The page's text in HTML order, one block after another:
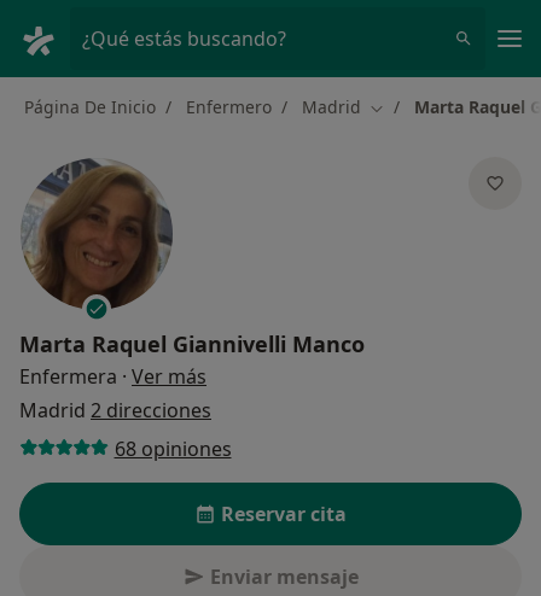
¿Qué estás buscando?
Página De Inicio Enfermero Madrid Cambiar de ciudad
Marta Raquel
Marta Raquel Giannivelli Manco
Enfermera · Ver más
Madrid 2 direcciones
68 opiniones
Reservar cita
Enviar mensaje